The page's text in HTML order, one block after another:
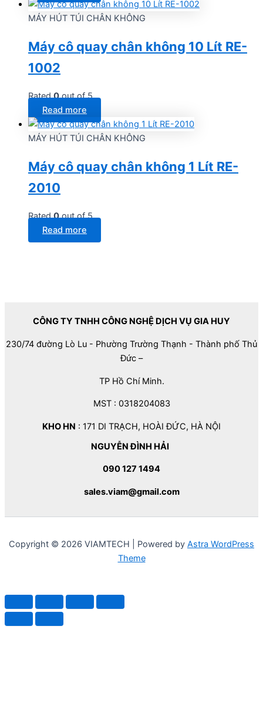
MÁY HÚT TÚI CHÂN KHÔNG
Máy cô quay chân không 10 Lít RE-
1002
Rated0out of 5
Read more
MÁY HÚT TÚI CHÂN KHÔNG
Máy cô quay chân không 1 Lít RE-
2010
Rated0out of 5
Read more
CÔNG TY TNHH CÔNG NGHỆ DỊCH VỤ GIA HUY
230/74 đường Lò Lu - Phường Trường Thạnh - Thành phố Thủ
Đức –
TP Hồ Chí Minh.
MST : 0318204083
KHO HN : 171 DI TRẠCH, HOÀI ĐỨC, HÀ NỘI
NGUYỄN ĐÌNH HẢI
090 127 1494
sales.viam@gmail.com
Copyright © 2026 VIAMTECH | Powered by Astra WordPress
Theme